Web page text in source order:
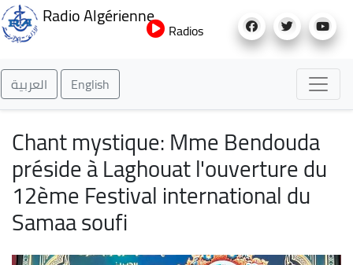
au
Radio Algérienne
Radios
العربية English
Chant mystique: Mme Bendouda
préside à Laghouat l'ouverture du
12ème Festival international du
Samaa soufi